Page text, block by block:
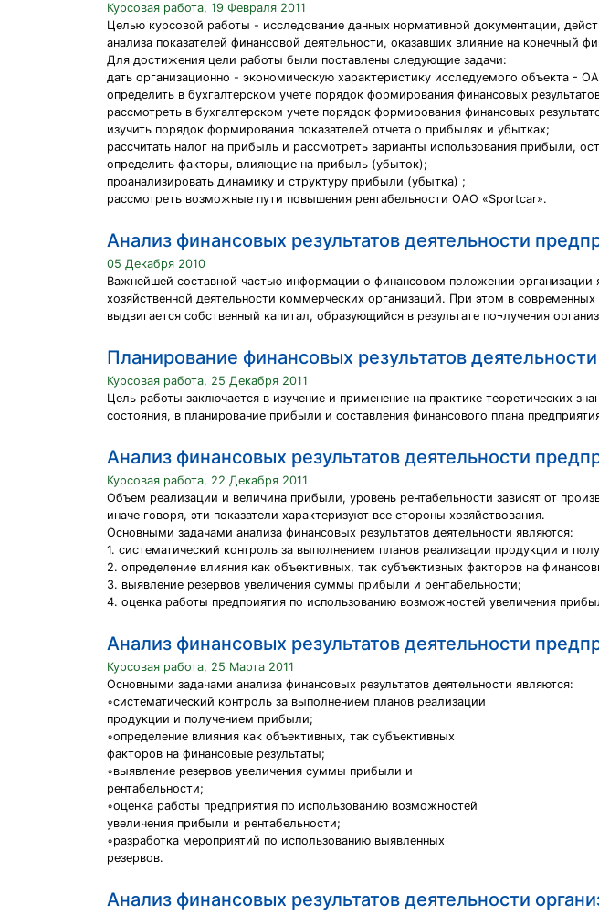
Курсовая работа, 19 Февраля 2011
Целью курсовой работы - исследование данных нормативной документации,
анализа показателей финансовой деятельности, оказавших влияние на конечный
Для достижения цели работы были поставлены следующие задачи:
дать организационно - экономическую характеристику исследуемого объекта -
определить в бухгалтерском учете порядок формирования финансовых
рассмотреть в бухгалтерском учете порядок формирования финансовых
изучить порядок формирования показателей отчета о прибылях и убытках;
рассчитать налог на прибыль и рассмотреть варианты использования прибыли,
определить факторы, влияющие на прибыль (убыток);
проанализировать динамику и структуру прибыли (убытка) ;
рассмотреть возможные пути повышения рентабельности ОАО «Sportcar».
Анализ финансовых результатов деятельности
05 Декабря 2010
Важнейшей составной частью информации о финансовом положении
хозяйственной деятельности коммерческих организаций. При этом в
выдвигается собственный капитал, образующийся в результате по¬лучения
Планирование финансовых результатов
Курсовая работа, 25 Декабря 2011
Цель работы заключается в изучение и применение на практике теоретических
состояния, в планирование прибыли и составления финансового плана
Анализ финансовых результатов деятельности
Курсовая работа, 22 Декабря 2011
Объем реализации и величина прибыли, уровень рентабельности зависят от
иначе говоря, эти показатели характеризуют все стороны хозяйствования.
Основными задачами анализа финансовых результатов деятельности являются:
1. систематический контроль за выполнением планов реализации продукции и
2. определение влияния как объективных, так субъективных факторов на
3. выявление резервов увеличения суммы прибыли и рентабельности;
4. оценка работы предприятия по использованию возможностей увеличения
Анализ финансовых результатов деятельности
Курсовая работа, 25 Марта 2011
Основными задачами анализа финансовых результатов деятельности являются:
◦систематический контроль за выполнением планов реализации
продукции и получением прибыли;
◦определение влияния как объективных, так субъективных
факторов на финансовые результаты;
◦выявление резервов увеличения суммы прибыли и
рентабельности;
◦оценка работы предприятия по использованию возможностей
увеличения прибыли и рентабельности;
◦разработка мероприятий по использованию выявленных
резервов.
Анализ финансовых результатов деятельности